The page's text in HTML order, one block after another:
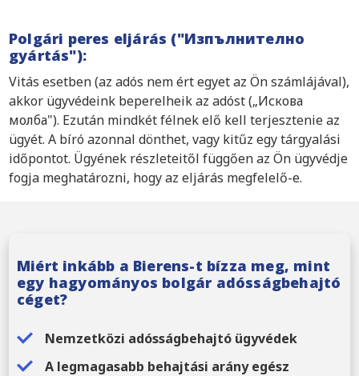
Polgári peres eljárás ("Изпълнително
gyártás"):
Vitás esetben (az adós nem ért egyet az Ön számlájával),
akkor ügyvédeink beperelheik az adóst („Искова
молба"). Ezután mindkét félnek elő kell terjesztenie az
ügyét. A bíró azonnal dönthet, vagy kitűz egy tárgyalási
időpontot. Ügyének részleteitől függően az Ön ügyvédje
fogja meghatározni, hogy az eljárás megfelelő-e.
Miért inkább a Bierens-t bízza meg, mint
egy hagyományos bolgár adósságbehajtó
céget?
Nemzetközi adósságbehajtó ügyvédek
A legmagasabb behajtási arány egész